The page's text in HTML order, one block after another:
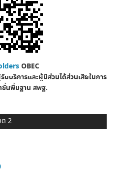
OBEC
บริการและผู้มีส่วนได้ส่วนเสียในการ
ขั้นพื้นฐาน สพฐ.
ต 2